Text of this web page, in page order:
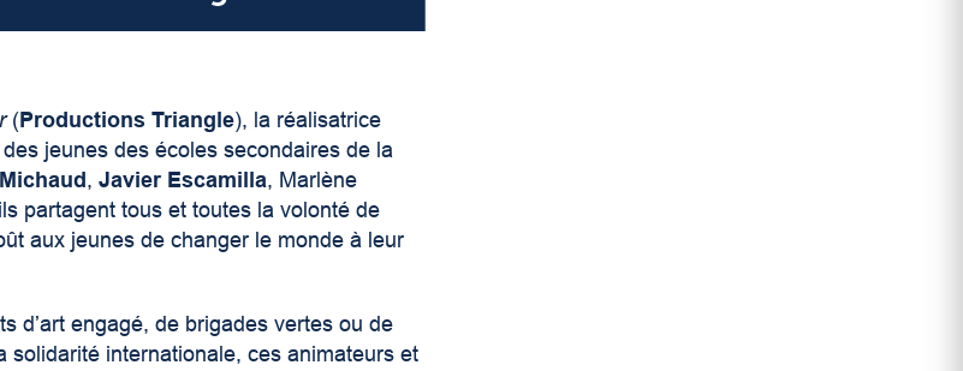
( Productions Triangle), la réalisatrice
jeunes des écoles secondaires de la
,Javier Escamilla, Marlène
partagent tous et toutes la volonté de
aux jeunes de changer le monde à leur
d’art engagé, de brigades vertes ou de
solidarité internationale, ces animateurs et